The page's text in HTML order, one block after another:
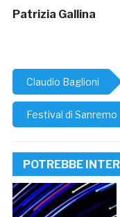
Patrizia Gallina
Claudio Baglioni
Festival di Sanremo
POTREBBE